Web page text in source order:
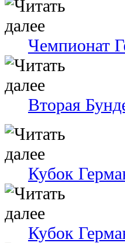
Чемпионат
Вторая
Кубок
Кубок